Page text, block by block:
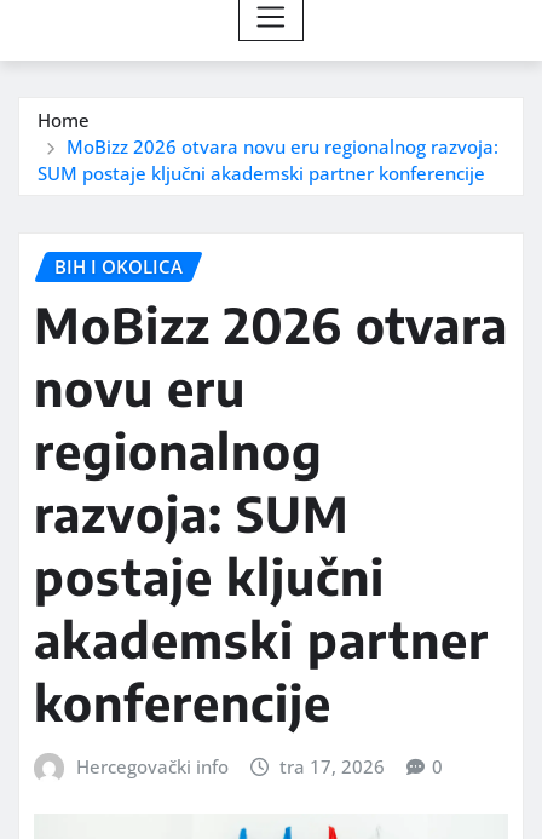
Home
MoBizz 2026 otvara novu eru regionalnog razvoja:
SUM postaje ključni akademski partner konferencije
BIH I OKOLICA
MoBizz 2026 otvara
novu eru
regionalnog
razvoja: SUM
postaje ključni
akademski partner
konferencije
Hercegovački info tra 17, 2026 0